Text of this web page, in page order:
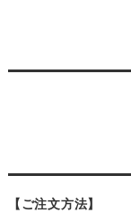
【ご注文方法】